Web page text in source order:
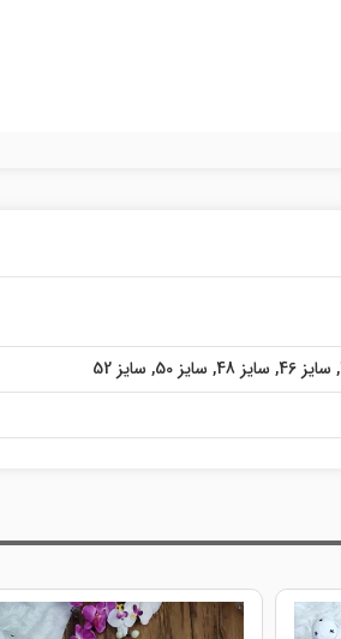
, سایز 46 , سایز 48 , سایز 50 , سایز 52